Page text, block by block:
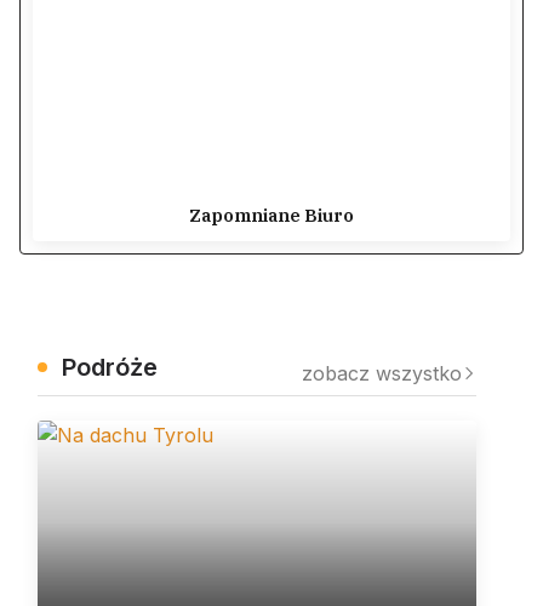
Zapomniane Biuro
Podróże zobacz wszystko